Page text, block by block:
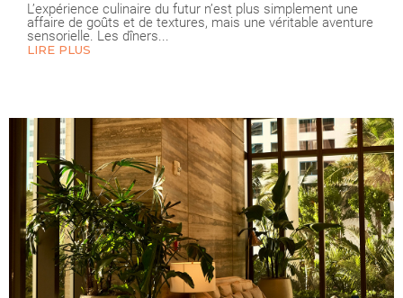
L’expérience culinaire du futur n’est plus simplement une
affaire de goûts et de textures, mais une véritable aventure
sensorielle. Les dîners...
LIRE PLUS